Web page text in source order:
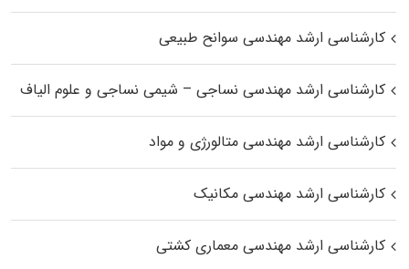
کارشناسی ارشد مهندسی سوانح طبیعی
کارشناسی ارشد مهندسی نساجی – شیمی نساجی و علوم الیاف
کارشناسی ارشد مهندسی متالورژی و مواد
کارشناسی ارشد مهندسی مکانیک
کارشناسی ارشد مهندسی معماری کشتی